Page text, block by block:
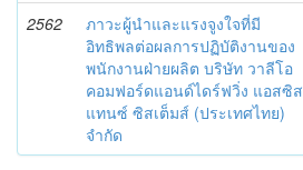
2562
ภาวะผู้นำและแรงจูงใจที่มี
อิทธิพลต่อผลการปฏิบัติงานของ
พนักงานฝ่ายผลิต บริษัท วาลีโอ
คอมฟอร์ดแอนด์ไดร์ฟวิ่ง แอสซิส
แทนซ์ ซิสเต็มส์ (ประเทศไทย)
จำกัด